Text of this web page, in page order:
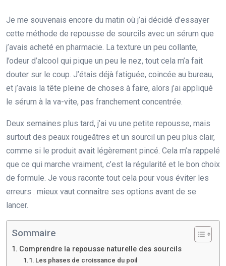
Je me souvenais encore du matin où j’ai décidé d’essayer
cette méthode de repousse de sourcils avec un sérum que
j’avais acheté en pharmacie. La texture un peu collante,
l’odeur d’alcool qui pique un peu le nez, tout cela m’a fait
douter sur le coup. J’étais déjà fatiguée, coincée au bureau,
et j’avais la tête pleine de choses à faire, alors j’ai appliqué
le sérum à la va-vite, pas franchement concentrée.
Deux semaines plus tard, j’ai vu une petite repousse, mais
surtout des peaux rougeâtres et un sourcil un peu plus clair,
comme si le produit avait légèrement pincé. Cela m’a rappelé
que ce qui marche vraiment, c’est la régularité et le bon choix
de formule. Je vous raconte tout cela pour vous éviter les
erreurs : mieux vaut connaître ses options avant de se
lancer.
Sommaire
Comprendre la repousse naturelle des sourcils
Les phases de croissance du poil